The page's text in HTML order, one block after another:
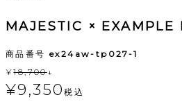
MAJESTIC × EXAMPLE
商品番号 ex24aw-tp027-1
¥18,700↓
¥9,350税込